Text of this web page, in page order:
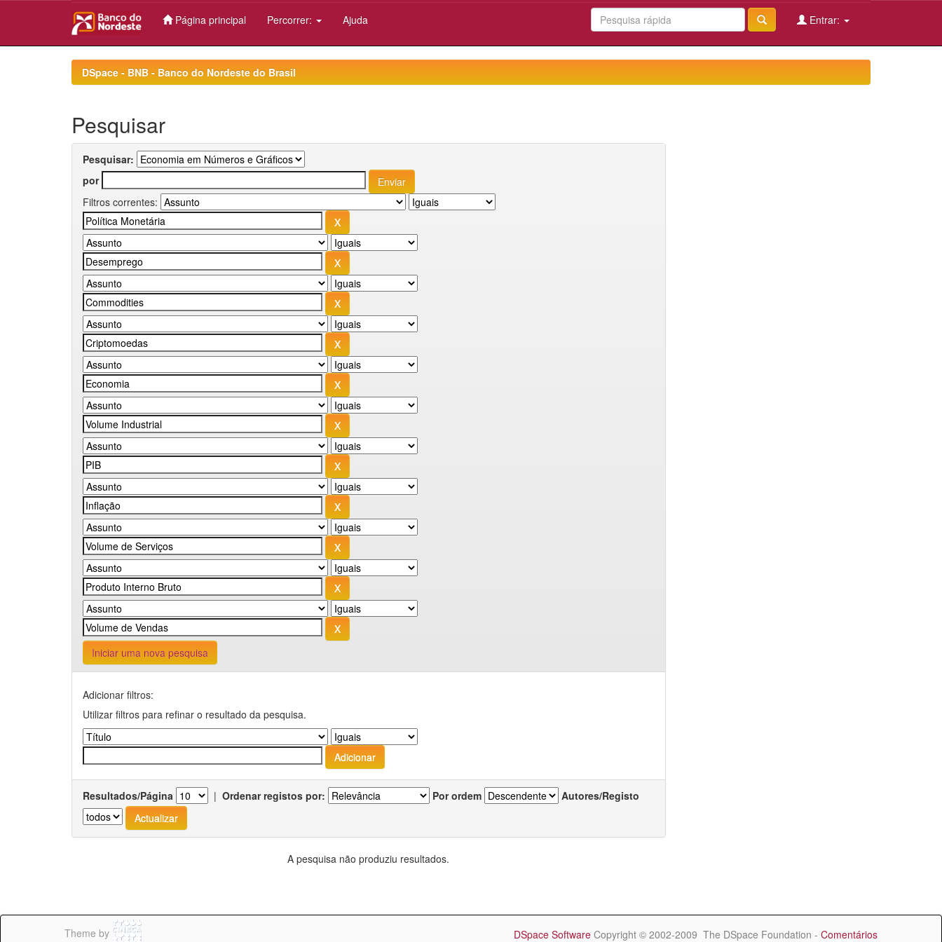
Página principal Percorrer: Ajuda Entrar:
DSpace - BNB - Banco do Nordeste do Brasil
Pesquisar
Pesquisar:
por
Filtros correntes:
Iniciar uma nova pesquisa
Adicionar filtros:
Utilizar filtros para refinar o resultado da pesquisa.
Resultados/Página | Ordenar registos por: Por ordem Autores/Registo
A pesquisa não produziu resultados.
Theme by DSpace Software Copyright © 2002-2009 The DSpace Foundation - Comentários